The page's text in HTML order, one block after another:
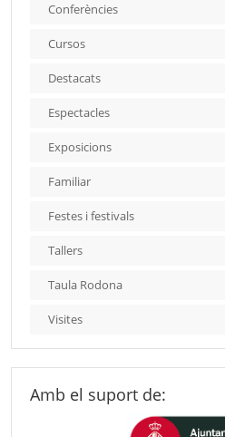
Conferències
Cursos
Destacats
Espectacles
Exposicions
Familiar
Festes i festivals
Tallers
Taula Rodona
Visites
Amb el suport de: